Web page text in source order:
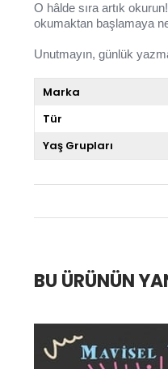
O hâlde sıra artık
okumaktan başlamaya
Unutmayın, günlük
Marka
Tür
Yaş Grupları
BU ÜRÜNÜN